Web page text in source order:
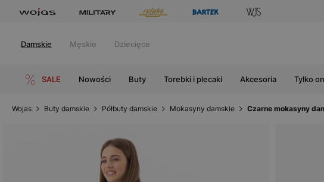
Damskie Męskie Dziecięce
SALE Nowości Buty Torebki i plecaki Akcesoria Tylko
Wojas Buty damskie Półbuty damskie Mokasyny damskie Czarne mokasyny